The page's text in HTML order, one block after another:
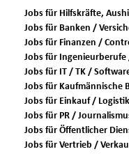
Jobs für Hilfskräfte,
Jobs für Banken /
Jobs für Finanzen /
Jobs für Ingenieurberufe
Jobs für IT / TK /
Jobs für Kaufmännische
Jobs für Einkauf /
Jobs für PR /
Jobs für Öffentlicher
Jobs für Vertrieb /